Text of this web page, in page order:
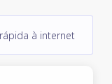
à internet